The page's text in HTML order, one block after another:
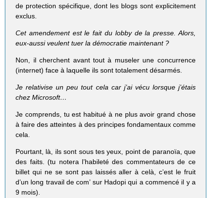
de protection spécifique, dont les blogs sont explicitement
exclus.
Cet amendement est le fait du lobby de la presse. Alors,
eux-aussi veulent tuer la démocratie maintenant ?
Non, il cherchent avant tout à museler une concurrence
(internet) face à laquelle ils sont totalement désarmés.
Je relativise un peu tout cela car j’ai vécu lorsque j’étais
chez Microsoft…
Je comprends, tu est habitué à ne plus avoir grand chose
à faire des atteintes à des principes fondamentaux comme
cela.
Pourtant, là, ils sont sous tes yeux, point de paranoïa, que
des faits. (tu notera l’habileté des commentateurs de ce
billet qui ne se sont pas laissés aller à celà, c’est le fruit
d’un long travail de com’ sur Hadopi qui a commencé il y a
9 mois).